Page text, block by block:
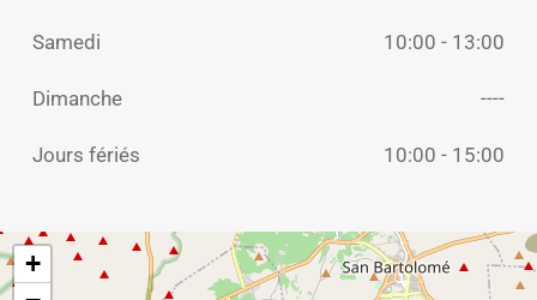
Samedi 10:00 - 13:00
Dimanche ----
Jours fériés 10:00 - 15:00
+